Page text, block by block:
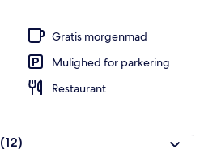
Gratis morgenmad
Mulighed for parkering
Restaurant
(12)